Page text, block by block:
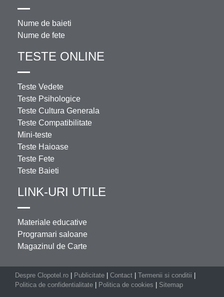
Nume de baieti
Nume de fete
TESTE ONLINE
Teste Vedete
Teste Psihologice
Teste Cultura Generala
Teste Compatibilitate
Mini-teste
Teste Haioase
Teste Fete
Teste Baieti
LINK-URI UTILE
Materiale educative
Programari saloane
Magazinul de Carte
Despre Clopotel.ro Publicitate Contact Termenii si conditii
Politica de confidentialitate
Politica de cookies Sitemap